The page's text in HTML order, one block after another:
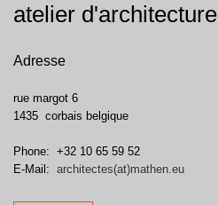
atelier d'architecture
Adresse
rue margot 6
1435 corbais belgique
Phone: +32 10 65 59 52
E-Mail: architectes(at)mathen.eu